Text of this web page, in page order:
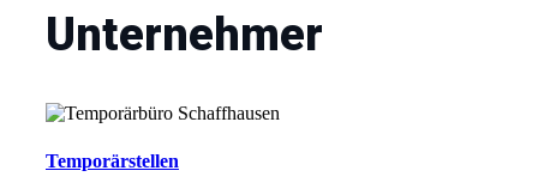
Unternehmer
Temporärstellen